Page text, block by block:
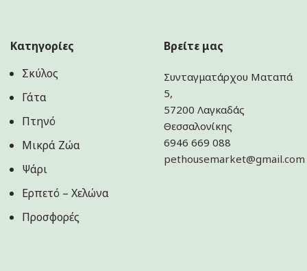
Κατηγορίες
Σκύλος
Γάτα
Πτηνό
Μικρά Ζώα
Ψάρι
Ερπετό – Χελώνα
Προσφορές
Βρείτε μας
Συνταγματάρχου Ματαπά
5,
57200 Λαγκαδάς
Θεσσαλονίκης
6946 669 088
pethousemarket@gmail.com